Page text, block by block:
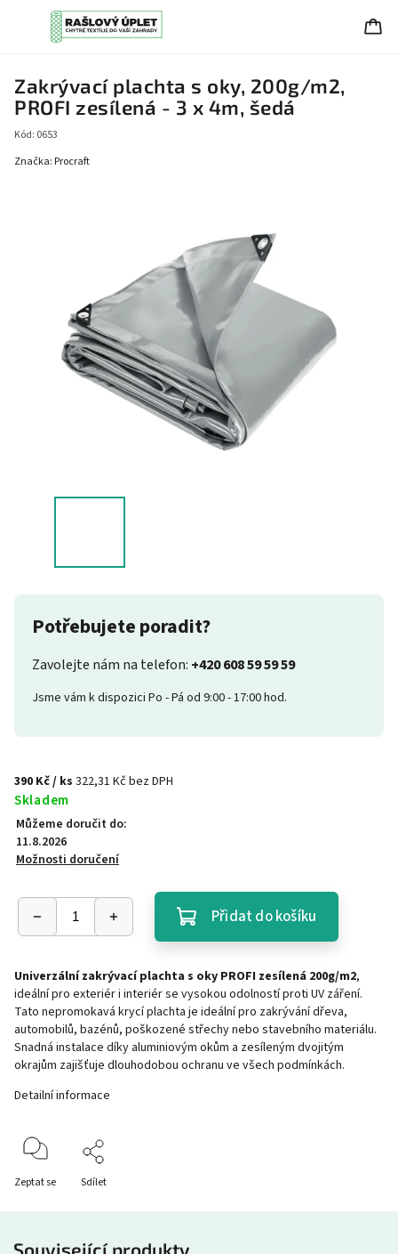
Zakrývací plachta s oky, 200g/m2,
PROFI zesílená - 3 x 4m, šedá
Kód: 0653
Značka: Procraft
Potřebujete poradit?
Zavolejte nám na telefon: +420 608 59 59 59
Jsme vám k dispozici Po - Pá od 9:00 - 17:00 hod.
390 Kč/ ks 322,31 Kč bez DPH
Skladem
Můžeme doručit do:
11.8.2026
Možnosti doručení
Přidat do košíku
Univerzální zakrývací plachta s oky PROFI zesílená 200g/m2,
ideální pro exteriér i interiér se vysokou odolností proti UV záření.
Tato nepromokavá krycí plachta je ideální pro zakrývání dřeva,
automobilů, bazénů, poškozené střechy nebo stavebního materiálu.
Snadná instalace díky aluminiovým okům a zesíleným dvojitým
okrajům zajišťuje dlouhodobou ochranu ve všech podmínkách.
Detailní informace
Zeptat se Sdílet
Související produkty